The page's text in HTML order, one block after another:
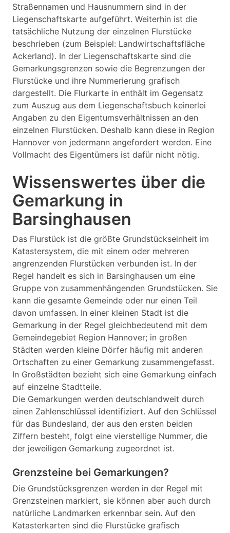
Straßennamen und Hausnummern sind in der
Liegenschaftskarte aufgeführt. Weiterhin ist die
tatsächliche Nutzung der einzelnen Flurstücke
beschrieben (zum Beispiel: Landwirtschaftsfläche
Ackerland). In der Liegenschaftskarte sind die
Gemarkungsgrenzen sowie die Begrenzungen der
Flurstücke und ihre Nummerierung grafisch
dargestellt. Die Flurkarte in enthält im Gegensatz
zum Auszug aus dem Liegenschaftsbuch keinerlei
Angaben zu den Eigentumsverhältnissen an den
einzelnen Flurstücken. Deshalb kann diese in Region
Hannover von jedermann angefordert werden. Eine
Vollmacht des Eigentümers ist dafür nicht nötig.
Wissenswertes über die
Gemarkung in
Barsinghausen
Das Flurstück ist die größte Grundstückseinheit im
Katastersystem, die mit einem oder mehreren
angrenzenden Flurstücken verbunden ist. In der
Regel handelt es sich in Barsinghausen um eine
Gruppe von zusammenhängenden Grundstücken. Sie
kann die gesamte Gemeinde oder nur einen Teil
davon umfassen. In einer kleinen Stadt ist die
Gemarkung in der Regel gleichbedeutend mit dem
Gemeindegebiet Region Hannover; in großen
Städten werden kleine Dörfer häufig mit anderen
Ortschaften zu einer Gemarkung zusammengefasst.
In Großstädten bezieht sich eine Gemarkung einfach
auf einzelne Stadtteile.
Die Gemarkungen werden deutschlandweit durch
einen Zahlenschlüssel identifiziert. Auf den Schlüssel
für das Bundesland, der aus den ersten beiden
Ziffern besteht, folgt eine vierstellige Nummer, die
der jeweiligen Gemarkung zugeordnet ist.
Grenzsteine bei Gemarkungen?
Die Grundstücksgrenzen werden in der Regel mit
Grenzsteinen markiert, sie können aber auch durch
natürliche Landmarken erkennbar sein. Auf den
Katasterkarten sind die Flurstücke grafisch